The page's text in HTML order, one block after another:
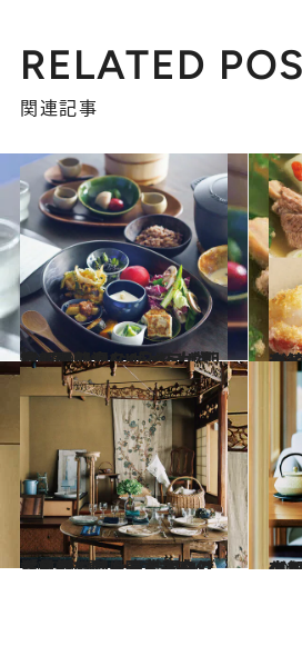
RELATED
関連記事
2023.9.26
京都の朝食スポットはどこも混むから 「ホテル朝食」で贅沢な1日を 丸福樓、MALDA Kyoto…注目4選
グルメ 楽しみ方のバ
グ
2023.9.10
【京都のアンティークショップ2選】 日本古来の「見立て」を意識すれば 洋皿探しはもっと面白くなる
旅＆お出かけ 京都の静謐な空
グ